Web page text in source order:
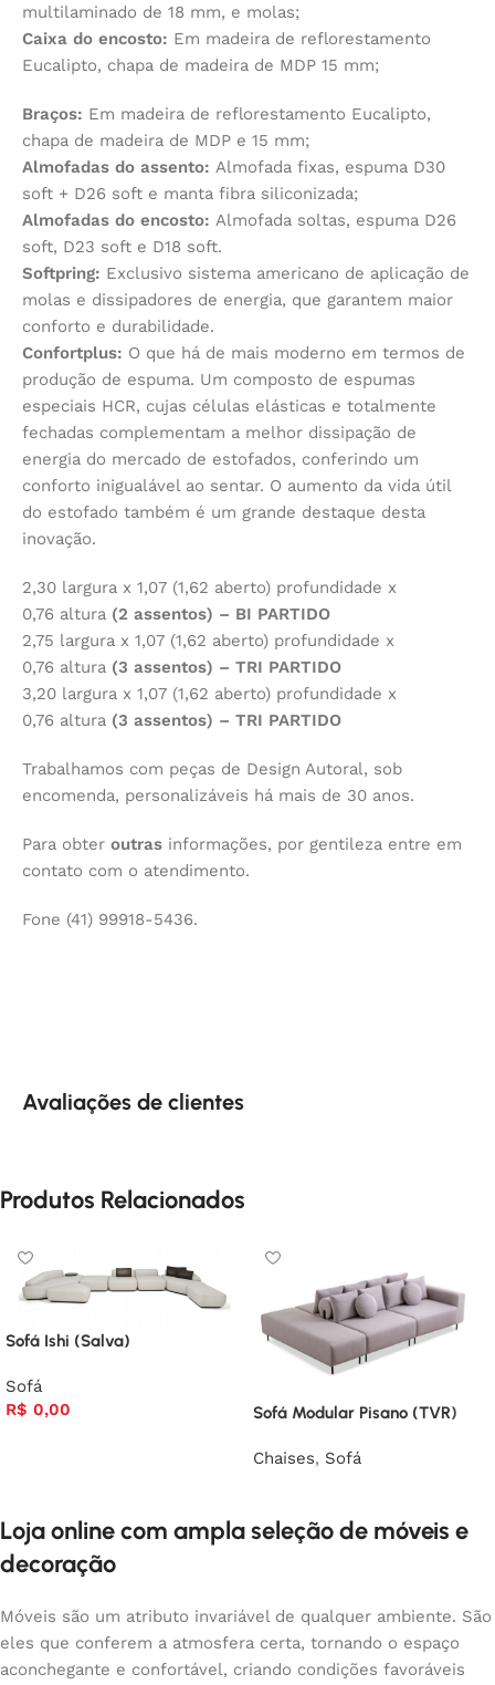
multilaminado de 18 mm, e molas;
Caixa do encosto: Em madeira de reflorestamento
Eucalipto, chapa de madeira de MDP 15 mm;
Braços: Em madeira de reflorestamento Eucalipto,
chapa de madeira de MDP e 15 mm;
Almofadas do assento: Almofada fixas, espuma D30
soft + D26 soft e manta fibra siliconizada;
Almofadas do encosto: Almofada soltas, espuma D26
soft, D23 soft e D18 soft.
Softpring: Exclusivo sistema americano de aplicação de
molas e dissipadores de energia, que garantem maior
conforto e durabilidade.
Confortplus: O que há de mais moderno em termos de
produção de espuma. Um composto de espumas
especiais HCR, cujas células elásticas e totalmente
fechadas complementam a melhor dissipação de
energia do mercado de estofados, conferindo um
conforto inigualável ao sentar. O aumento da vida útil
do estofado também é um grande destaque desta
inovação.
2,30 largura x 1,07 (1,62 aberto) profundidade x
0,76 altura (2 assentos) – BI PARTIDO
2,75 largura x 1,07 (1,62 aberto) profundidade x
0,76 altura (3 assentos) – TRI PARTIDO
3,20 largura x 1,07 (1,62 aberto) profundidade x
0,76 altura (3 assentos) – TRI PARTIDO
Trabalhamos com peças de Design Autoral, sob
encomenda, personalizáveis há mais de 30 anos.
Para obter outras informações, por gentileza entre em
contato com o atendimento.
Fone (41) 99918-5436.
Avaliações de clientes
Produtos Relacionados
Sofá Ishi (Salva)
Sofá
R$ 0,00 Sofá Modular Pisano (TVR)
Chaises, Sofá
Loja online com ampla seleção de móveis e
decoração
Móveis são um atributo invariável de qualquer ambiente. São
eles que conferem a atmosfera certa, tornando o espaço
aconchegante e confortável, criando condições favoráveis